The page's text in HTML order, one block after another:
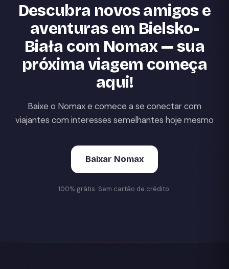
Descubra novos amigos e
aventuras em Bielsko-
Biała com Nomax — sua
próxima viagem começa
aqui!
Baixe o Nomax e comece a se conectar com
viajantes com interesses semelhantes hoje mesmo
Baixar Nomax
100% grátis. Sem cartão de crédito.